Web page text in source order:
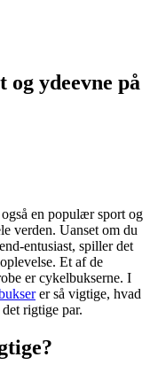
ydeevne på
en populær sport og
verden. Uanset om du
entusiast, spiller det
Et af de
er cykelbukserne. I
er så vigtige, hvad
rigtige par.